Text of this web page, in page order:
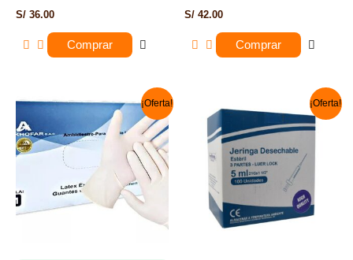
S/ 36.00
Comprar
S/ 42.00
Comprar
¡Oferta!
era:
S/ 25.00.
precio
actual
es:
S/ 19.00.
¡Oferta!
precio
original
era:
S/ 35.00.
precio
actual
es:
S/ 28.00.